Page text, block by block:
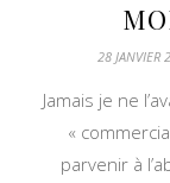
28 JANVIER
Jamais je ne
«
parvenir à